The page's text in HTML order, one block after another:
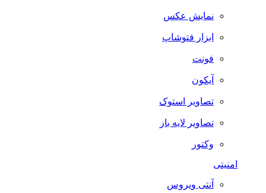
نمایش عکس
ابزار فتوشاپ
فونت
آیکون
تصاویر استوک
تصاویر لایه باز
وکتور
آنتی ویروس